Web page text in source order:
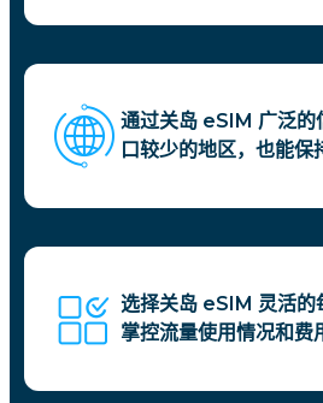
通过关岛 eSIM 广泛的
口较少的地区，也能保
选择关岛 eSIM 灵活的
掌控流量使用情况和费